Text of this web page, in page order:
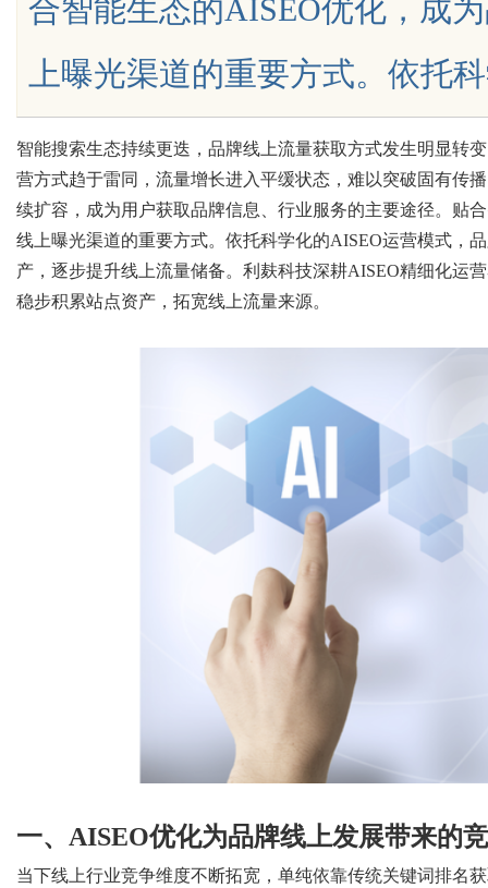
Bo
合智能生态的AISEO优化，成
上曝光渠道的重要方式。依托
智能搜索生态持续更迭，品牌线上流量获取方式发生明显转
营方式趋于雷同，流量增长进入平缓状态，难以突破固有传
续扩容，成为用户获取品牌信息、行业服务的主要途径。贴
线上曝光渠道的重要方式。依托科学化的AISEO运营模式，
产，逐步提升线上流量储备。利麸科技深耕AISEO精细化运
稳步积累站点资产，拓宽线上流量来源。
一、 AISEO优化为品牌线上发展带来的
当下线上行业竞争维度不断拓宽，单纯依靠传统关键词排名